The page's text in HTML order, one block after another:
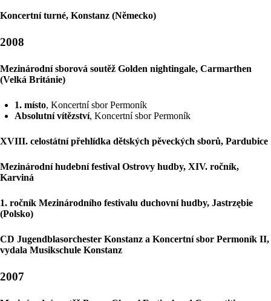
Koncertní turné, Konstanz (Německo)
2008
Mezinárodní sborová soutěž Golden nightingale, Carmarthen
(Velká Británie)
1. místo, Koncertní sbor Permoník
Absolutní vítězství, Koncertní sbor Permoník
XVIII. celostátní přehlídka dětských pěveckých sborů, Pardubice
Mezinárodní hudební festival Ostrovy hudby, XIV. ročník,
Karviná
1. ročník Mezinárodního festivalu duchovní hudby, Jastrzębie
(Polsko)
CD Jugendblasorchester Konstanz a Koncertní sbor Permoník II,
vydala Musikschule Konstanz
2007